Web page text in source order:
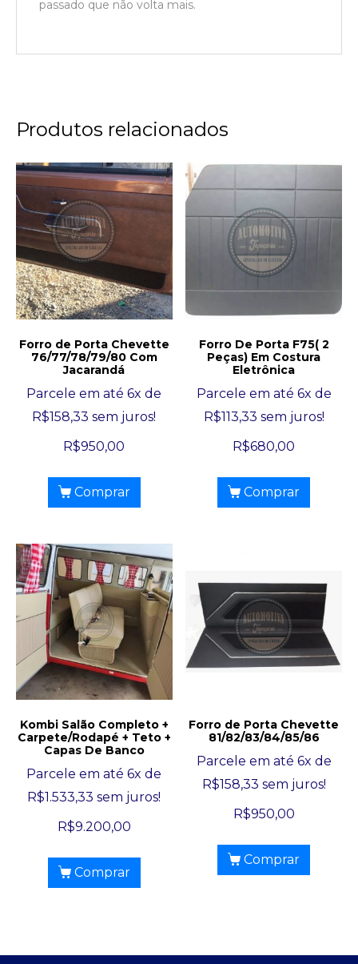
passado que não volta mais.
Produtos relacionados
Forro de Porta Chevette
76/77/78/79/80 Com
Jacarandá
Parcele em até 6x de
R$158,33 sem juros!
R$950,00
Comprar
Forro De Porta F75( 2
Peças) Em Costura
Eletrônica
Parcele em até 6x de
R$113,33 sem juros!
R$680,00
Comprar
Kombi Salão Completo +
Carpete/Rodapé + Teto +
Capas De Banco
Parcele em até 6x de
R$1.533,33 sem juros!
R$9.200,00
Comprar
Forro de Porta Chevette
81/82/83/84/85/86
Parcele em até 6x de
R$158,33 sem juros!
R$950,00
Comprar